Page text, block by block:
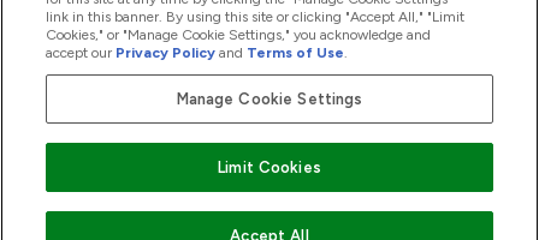
2026 The Hut.com Ltd
Pay with
link in this banner. By using this site or clicking "Accept All," "Limit
Cookies," or "Manage Cookie Settings," you acknowledge and
accept our Privacy Policy and Terms of Use.
Manage Cookie Settings
Limit Cookies
Accept All